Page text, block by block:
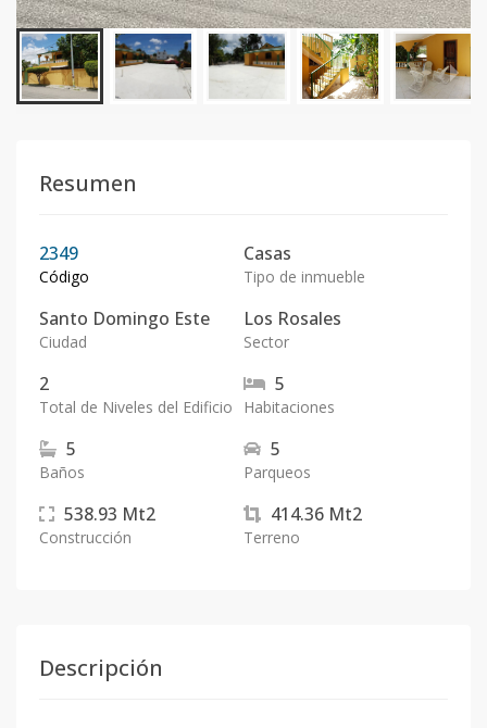
Resumen
2349
Código
Casas
Tipo de inmueble
Santo Domingo Este
Ciudad
Los Rosales
Sector
2
Total de Niveles del Edificio
5
Habitaciones
5
Baños
5
Parqueos
538.93 Mt2
Construcción
414.36 Mt2
Terreno
Descripción